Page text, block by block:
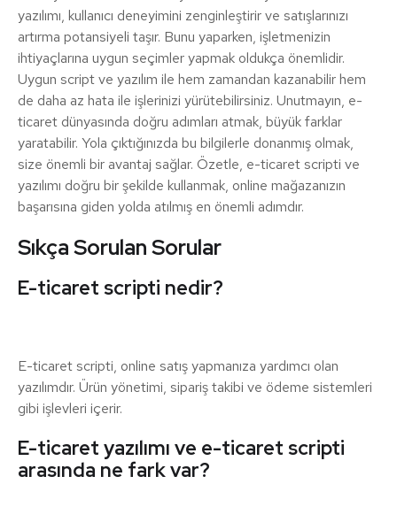
yazılımı, kullanıcı deneyimini zenginleştirir ve satışlarınızı
artırma potansiyeli taşır. Bunu yaparken, işletmenizin
ihtiyaçlarına uygun seçimler yapmak oldukça önemlidir.
Uygun script ve yazılım ile hem zamandan kazanabilir hem
de daha az hata ile işlerinizi yürütebilirsiniz. Unutmayın, e-
ticaret dünyasında doğru adımları atmak, büyük farklar
yaratabilir. Yola çıktığınızda bu bilgilerle donanmış olmak,
size önemli bir avantaj sağlar. Özetle, e-ticaret scripti ve
yazılımı doğru bir şekilde kullanmak, online mağazanızın
başarısına giden yolda atılmış en önemli adımdır.
Sıkça Sorulan Sorular
E-ticaret scripti nedir?
E-ticaret scripti, online satış yapmanıza yardımcı olan
yazılımdır. Ürün yönetimi, sipariş takibi ve ödeme sistemleri
gibi işlevleri içerir.
E-ticaret yazılımı ve e-ticaret scripti
arasında ne fark var?